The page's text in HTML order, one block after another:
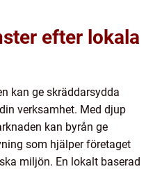
efter lokala
kan ge skräddarsydda
verksamhet. Med djup
kan byrån ge
som hjälper företaget
miljön. En lokalt baserad